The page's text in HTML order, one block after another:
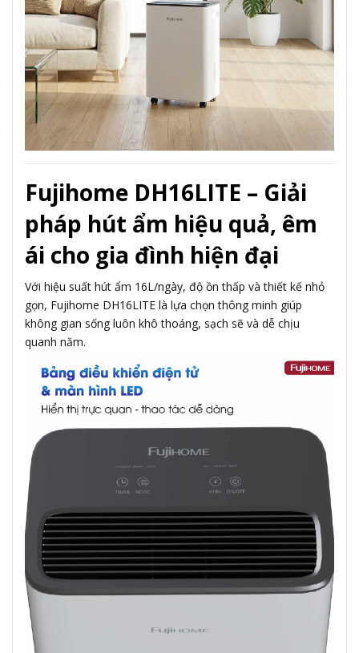
Fujihome DH16LITE – Giải
pháp hút ẩm hiệu quả, êm
ái cho gia đình hiện đại
Với hiệu suất hút ẩm 16L/ngày, độ ồn thấp và thiết kế nhỏ
gọn, Fujihome DH16LITE là lựa chọn thông minh giúp
không gian sống luôn khô thoáng, sạch sẽ và dễ chịu
quanh năm.